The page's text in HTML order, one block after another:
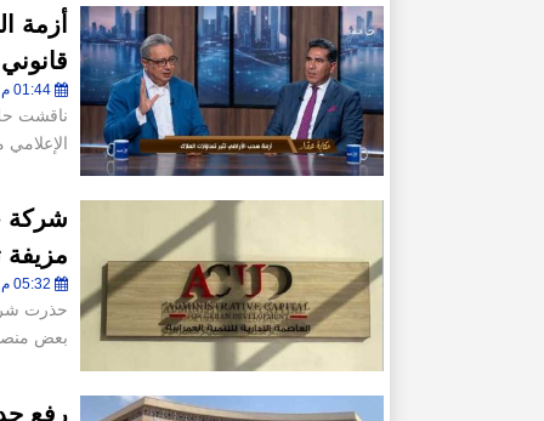
أزمة
01:44 م - الأربعاء 10 يونيو 2026
ناقشت
شركة
حذرت
بعض